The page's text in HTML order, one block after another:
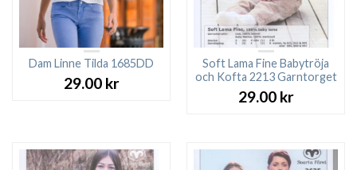
Dam Linne Tilda 1685DD
29.00 kr
Soft Lama Fine Babytröja
och Kofta 2213 Garntorget
29.00 kr